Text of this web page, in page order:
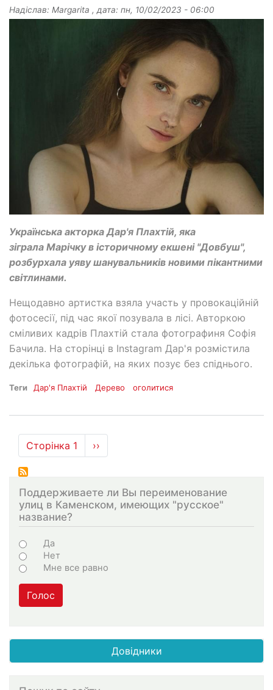
Надіслав: Margarita , дата: пн, 10/02/2023 - 06:00
Українська акторка Дар'я Плахтій, яка
зіграла Марічку в історичному екшені "Довбуш",
розбурхала уяву шанувальників новими пікантними
світлинами.
Нещодавно артистка взяла участь у провокаційній
фотосесії, під час якої позувала в лісі. Авторкою
сміливих кадрів Плахтій стала фотографиня Софія
Бачила. На сторінці в Instagram Дар'я розмістила
декілька фотографій, на яких позує без спіднього.
Теги Дар'я Плахтій Дерево оголитися
Розбивка
на
сторінки
Сторінка 1
Наступна
сторінка
››
Поддерживаете ли Вы переименование
улиц в Каменском, имеющих "русское"
название?
Варіанти
Да
Нет
Мне все равно
Голос
Довідники